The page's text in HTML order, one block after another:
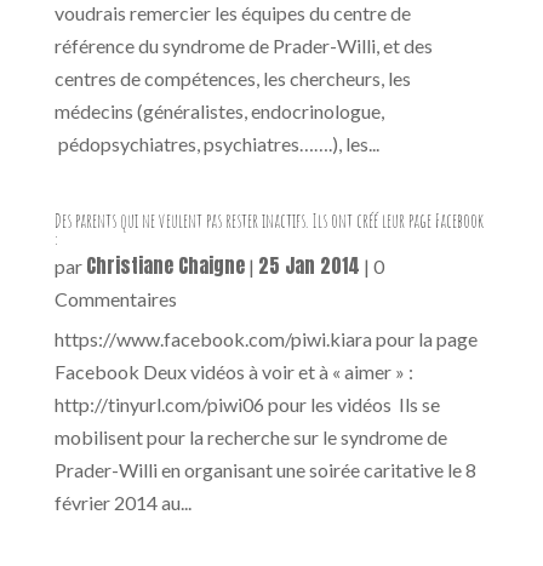
voudrais remercier les équipes du centre de
référence du syndrome de Prader-Willi, et des
centres de compétences, les chercheurs, les
médecins (généralistes, endocrinologue,
pédopsychiatres, psychiatres…….), les...
Des parents qui ne veulent pas rester inactifs. Ils ont créé leur page Facebook
:
par Christiane Chaigne| 25 Jan 2014 | 0
Commentaires
https://www.facebook.com/piwi.kiara pour la page
Facebook Deux vidéos à voir et à « aimer » :
http://tinyurl.com/piwi06 pour les vidéos Ils se
mobilisent pour la recherche sur le syndrome de
Prader-Willi en organisant une soirée caritative le 8
février 2014 au...